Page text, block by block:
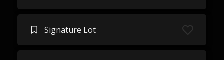
Signature Lot